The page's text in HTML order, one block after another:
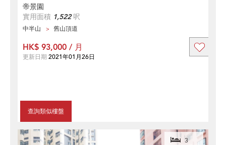
帝景園
實用面積 1,522呎
中半山 舊山頂道
查詢類似樓盤
HK$ 93,000 / 月
更新日期 2021年01月26日
3